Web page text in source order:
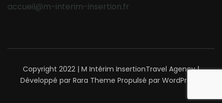
accueil@m-interim-insertion.fr
Copyright 2022 | M Intérim InsertionTravel Agency |
Développé par Rara Theme Propulsé par WordPress